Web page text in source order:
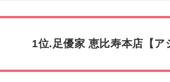
1位.足優家 恵比寿本店【ア